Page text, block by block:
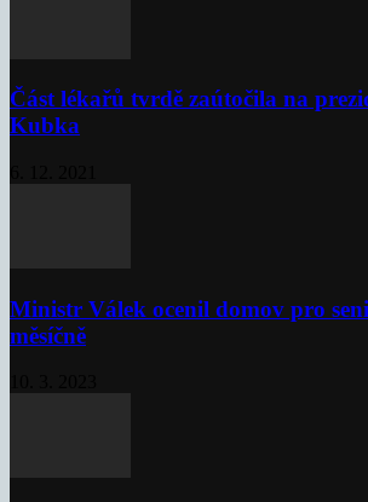
Část lékařů tvrdě zaútočila na
Kubka
Ministr Válek ocenil domov pro
měsíčně